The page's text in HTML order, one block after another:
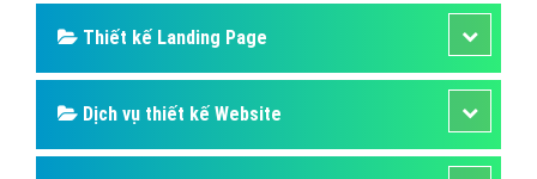
Thiết kế Landing Page
Dịch vụ thiết kế Website